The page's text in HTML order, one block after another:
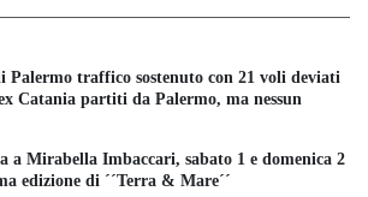
Palermo traffico sostenuto con 21 voli deviati
Catania partiti da Palermo, ma nessun
a Mirabella Imbaccari, sabato 1 e domenica 2
edizione di ´´Terra & Mare´´